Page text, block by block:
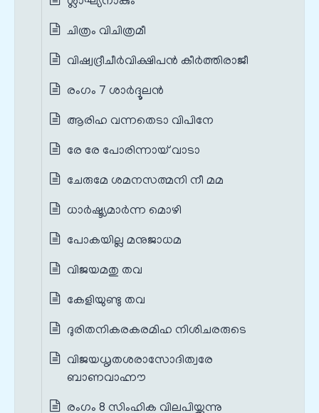
ചിത്രം വിചിത്രമീ
വിഷ്വദ്രീചീർവിക്ഷിപൻ കീർത്തിരാജീ
രംഗം 7 ശാർദ്ദൂലൻ
ആരിഹ വന്നതെടാ വിപിനേ
രേ രേ പോരിന്നായ് വാടാ
ചേരുമേ ശമനസത്മനി നീ മമ
ധാർഷ്ട്യമാർന്ന മൊഴി
പോകയില്ല മനുജാധമ
വിജയമതു തവ
കേളിയുണ്ടു തവ
ദുരിതനികരകരമിഹ നിശിചരരുടെ
വിജയധൃതശരാസോദിത്വരേ
ബാണവാഹ്നൗ
രംഗം 8 സിംഹിക വിലപിയ്ക്കുന്നു